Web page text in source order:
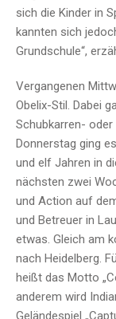
sich die Kinder in
kannten sich
Grundschule“,
Vergangenen
Obelix-Stil. Dabei
Schubkarren-
Donnerstag ging
und elf Jahren in
nächsten zwei
und Action auf
und Betreuer in
etwas. Gleich am
nach Heidelberg.
heißt das Motto
anderem wird
Geländespiel